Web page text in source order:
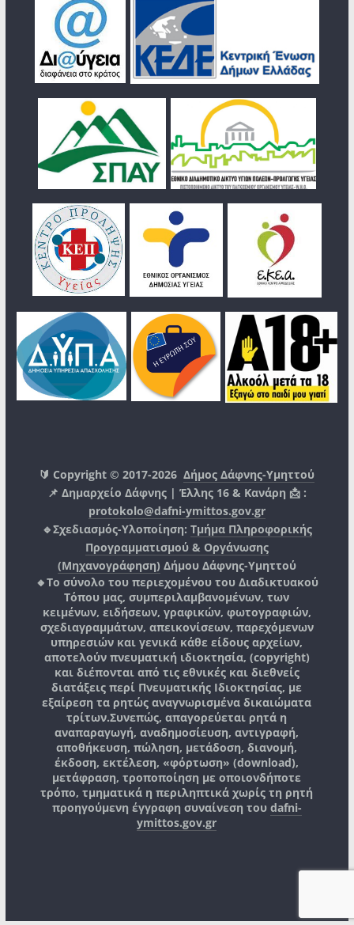
🔰 Copyright © 2017-2026Δήμος Δάφνης-Υμηττού
📌 Δημαρχείο Δάφνης | Έλλης 16 & Κανάρη 📩 :
protokolo@dafni-ymittos.gov.gr
🔹Σχεδιασμός-Υλοποίηση: Τμήμα Πληροφορικής
Προγραμματισμού & Οργάνωσης
(Μηχανογράφηση) Δήμου Δάφνης-Υμηττού
🔸Το σύνολο του περιεχομένου του Διαδικτυακού
Τόπου μας, συμπεριλαμβανομένων, των
κειμένων, ειδήσεων, γραφικών, φωτογραφιών,
σχεδιαγραμμάτων, απεικονίσεων, παρεχόμενων
υπηρεσιών και γενικά κάθε είδους αρχείων,
αποτελούν πνευματική ιδιοκτησία, (copyright)
και διέπονται από τις εθνικές και διεθνείς
διατάξεις περί Πνευματικής Ιδιοκτησίας, με
εξαίρεση τα ρητώς αναγνωρισμένα δικαιώματα
τρίτων.Συνεπώς, απαγορεύεται ρητά η
αναπαραγωγή, αναδημοσίευση, αντιγραφή,
αποθήκευση, πώληση, μετάδοση, διανομή,
έκδοση, εκτέλεση, «φόρτωση» (download),
μετάφραση, τροποποίηση με οποιονδήποτε
τρόπο, τμηματικά η περιληπτικά χωρίς τη ρητή
προηγούμενη έγγραφη συναίνεση του dafni-
ymittos.gov.gr